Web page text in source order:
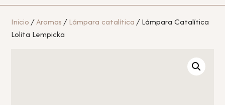
Inicio/Aromas/Lámpara catalítica/ Lámpara Catalítica
Lolita Lempicka